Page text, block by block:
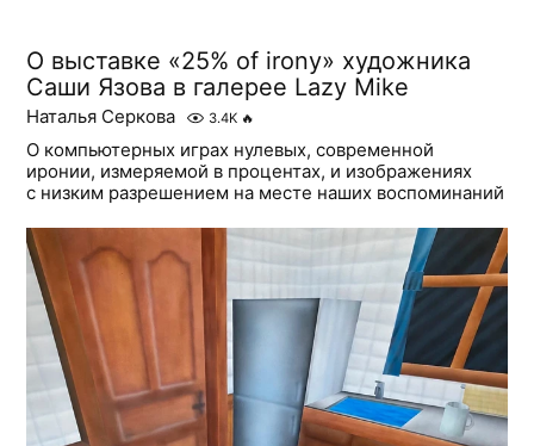
О выставке «25% of irony» художника
Саши Язова в галерее Lazy Mike
Наталья Серкова 3.4K 🔥
О компьютерных играх нулевых, современной
иронии, измеряемой в процентах, и изображениях
с низким разрешением на месте наших воспоминаний